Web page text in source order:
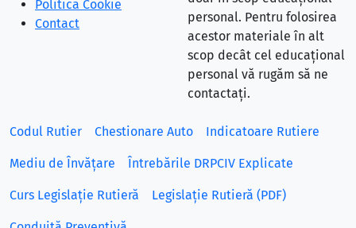
Politica Cookie
Contact
personal. Pentru folosirea
acestor materiale în alt
scop decât cel educațional
personal vă rugăm să ne
contactați.
Codul Rutier Chestionare Auto Indicatoare Rutiere
Mediu de Învățare Întrebările DRPCIV Explicate
Curs Legislație Rutieră Legislație Rutieră (PDF)